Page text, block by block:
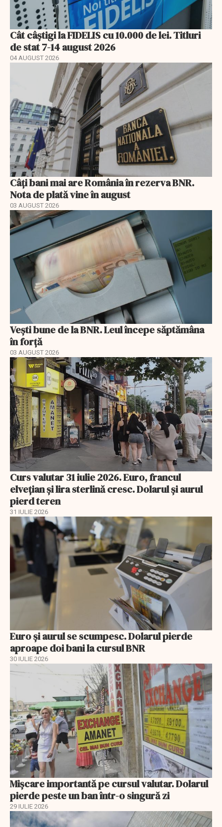
Cât câștigi la FIDELIS cu 10.000 de lei. Titluri
de stat 7-14 august 2026
04 AUGUST 2026
Câți bani mai are România în rezerva BNR.
Nota de plată vine în august
03 AUGUST 2026
Vești bune de la BNR. Leul începe săptămâna
în forță
03 AUGUST 2026
Curs valutar 31 iulie 2026. Euro, francul
elvețian și lira sterlină cresc. Dolarul și aurul
pierd teren
31 IULIE 2026
Euro și aurul se scumpesc. Dolarul pierde
aproape doi bani la cursul BNR
30 IULIE 2026
Mișcare importantă pe cursul valutar. Dolarul
pierde peste un ban într-o singură zi
29 IULIE 2026